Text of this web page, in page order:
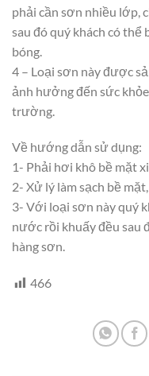
phải cần sơn nhiều lớp,
sau đó quý khách có thể
bóng.
4 – Loại sơn này được
ảnh hưởng đến sức
trường.
Về hướng dẫn sử dụng:
1- Phải hơi khô bề mặt
2- Xử lý làm sạch bề
3- Với loại sơn này quý
nước rồi khuấy đều sau
hàng sơn.
466